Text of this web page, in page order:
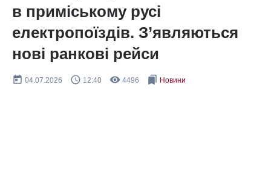
в приміському русі
електропоїздів. З’являються
нові ранкові рейси
today 04.07.2026 query_builder 12:40 remove_red_eye 4496 bookmarks Новини